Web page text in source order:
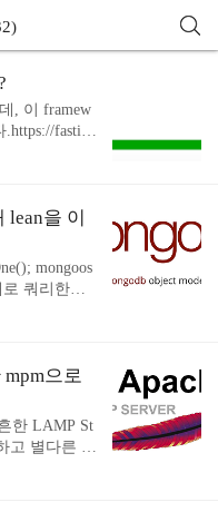
, 이 framew
fastif
다양한 fra
'object',
lean을 이
mongoos
쿼리한다.
의 qu
야만 한다.
normalDoc
용했을 때 n
와
면 { _id: 65
으로
한 LAMP St
고 별다른 설
될 것이다.